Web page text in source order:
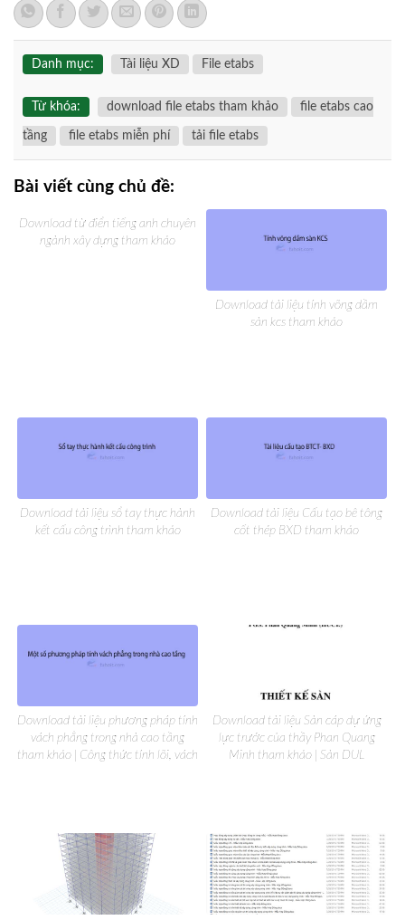
Danh mục: Tài liệu XD File etabs
Từ khóa: download file etabs tham khảo file etabs cao
tầng file etabs miễn phí tải file etabs
Bài viết cùng chủ đề:
Download từ điển tiếng anh chuyên
ngành xây dựng tham khảo
Download tài liệu tính võng dầm
sàn kcs tham khảo
Download tài liệu sổ tay thực hành
kết cấu công trình tham khảo
Download tài liệu Cấu tạo bê tông
cốt thép BXD tham khảo
Download tài liệu phương pháp tính
vách phẳng trong nhà cao tầng
tham khảo | Công thức tính lõi, vách
Download tài liệu Sàn cáp dự ứng
lực trước của thầy Phan Quang
Minh tham khảo | Sàn DUL